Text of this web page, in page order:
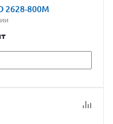
2628-800M